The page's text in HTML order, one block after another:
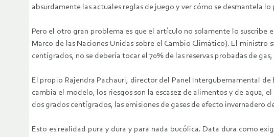
absurdamente las actuales reglas de juego y ver cómo se desmantela
Pero el otro gran problema es que el artículo no solamente lo suscribe
Marco de las Naciones Unidas sobre el Cambio Climático). El
centígrados, no se debería tocar el 70% de las reservas probadas de
El propio Rajendra Pachauri, director del Panel Intergubernamental de
cambia el modelo, los riesgos son la escasez de alimentos y de agua,
dos grados centígrados, las emisiones de gases de efecto invernadero
Esto es realidad pura y dura y para nada bucólica. Data dura como